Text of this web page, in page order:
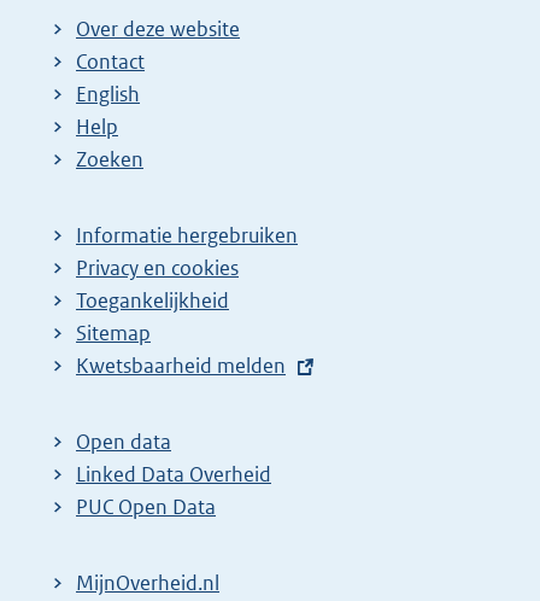
Over deze website
Contact
English
Help
Zoeken
Informatie hergebruiken
Privacy en cookies
Toegankelijkheid
Sitemap
E
t
e
r
l
Kwetsbaarheid melden
Open data
Linked Data Overheid
PUC Open Data
MijnOverheid.nl